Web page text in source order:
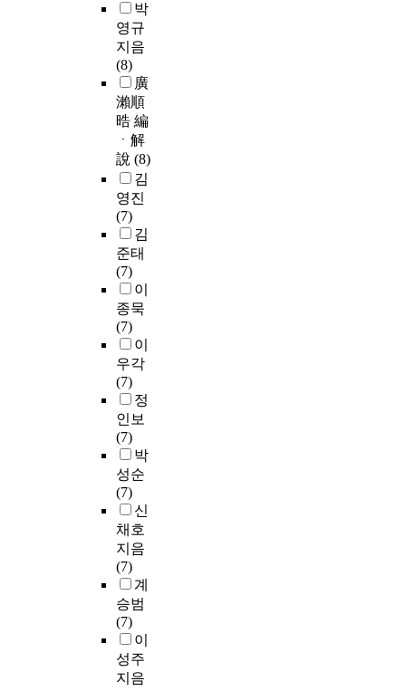
박
영규
지음
(8)
廣
瀨順
晧 編
ㆍ解
說 (8)
김
영진
(7)
김
준태
(7)
이
종묵
(7)
이
우각
(7)
정
인보
(7)
박
성순
(7)
신
채호
지음
(7)
계
승범
(7)
이
성주
지음